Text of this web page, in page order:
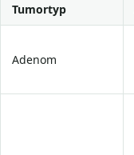
Tumortyp
Adenom